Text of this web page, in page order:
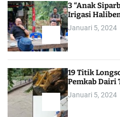
3 “Anak
Irigasi
Januari 5, 2024
19 Titik
Pemkab Dairi
Januari 5, 2024